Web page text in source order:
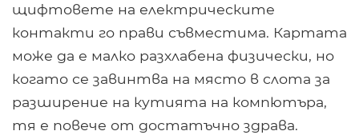
щифтовете на електрическите
контакти го прави съвместима. Картата
може да е малко разхлабена физически, но
когато се завинтва на място в слота за
разширение на кутията на компютъра,
тя е повече от достатъчно здрава.